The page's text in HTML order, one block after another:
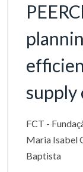
supply
FCT -
Maria Isabel
Baptista